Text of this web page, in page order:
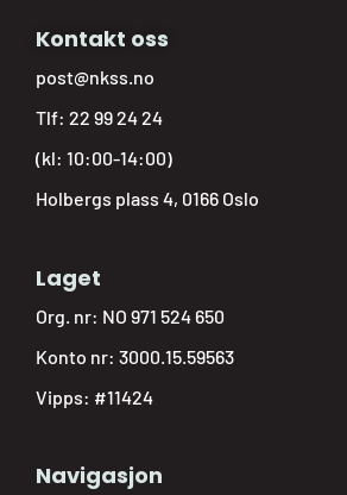
Kontakt oss
post@nkss.no
Tlf: 22 99 24 24
(kl: 10:00-14:00)
Holbergs plass 4, 0166 Oslo
Laget
Org. nr: NO 971 524 650
Konto nr: 3000.15.59563
Vipps: #11424
Navigasjon